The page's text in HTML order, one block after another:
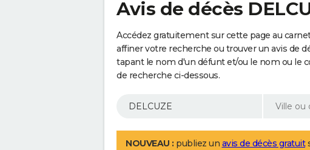
Avis de décès
Accédez gratuitement sur cette page au
affiner votre recherche ou trouver un avis de
tapant le nom d'un défunt et/ou le nom ou le
de recherche ci-dessous.
NOUVEAU : publiez un avis de décès gratuit